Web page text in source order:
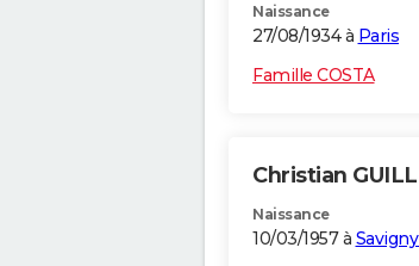
Naissance
27/08/1934 à Paris
Famille COSTA
Christian
Naissance
10/03/1957 à